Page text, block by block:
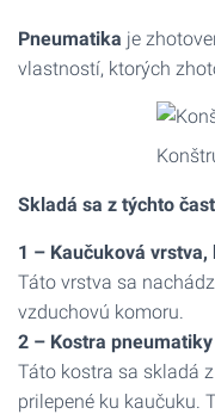
Pneumatika je
vlastností, ktorých
Skladá sa z týchto
1 – Kaučuková
Táto vrstva sa
vzduchovú komoru.
2 – Kostra
Táto kostra sa skladá
prilepené ku kaučuku.